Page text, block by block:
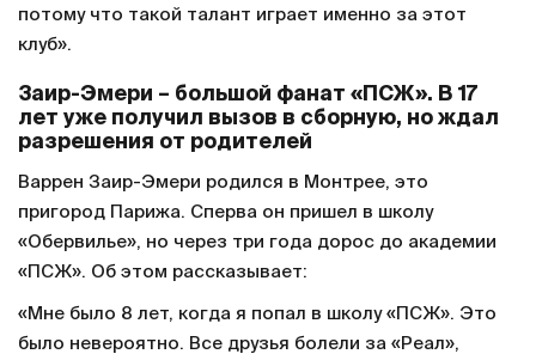
потому что такой талант играет именно за этот
клуб».
Заир-Эмери – большой фанат «ПСЖ». В 17
лет уже получил вызов в сборную, но ждал
разрешения от родителей
Варрен Заир-Эмери родился в Монтрее, это
пригород Парижа. Сперва он пришел в школу
«Обервилье», но через три года дорос до академии
«ПСЖ». Об этом рассказывает:
«Мне было 8 лет, когда я попал в школу «ПСЖ». Это
было невероятно. Все друзья болели за «Реал»,